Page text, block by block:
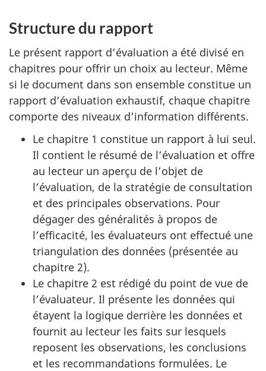
Structure du rapport
Le présent rapport d’évaluation a été divisé en
chapitres pour offrir un choix au lecteur. Même
si le document dans son ensemble constitue un
rapport d’évaluation exhaustif, chaque chapitre
comporte des niveaux d’information différents.
Le chapitre 1 constitue un rapport à lui seul.
Il contient le résumé de l’évaluation et offre
au lecteur un aperçu de l’objet de
l’évaluation, de la stratégie de consultation
et des principales observations. Pour
dégager des généralités à propos de
l’efficacité, les évaluateurs ont effectué une
triangulation des données (présentée au
chapitre 2).
Le chapitre 2 est rédigé du point de vue de
l’évaluateur. Il présente les données qui
étayent la logique derrière les données et
fournit au lecteur les faits sur lesquels
reposent les observations, les conclusions
et les recommandations formulées. Le